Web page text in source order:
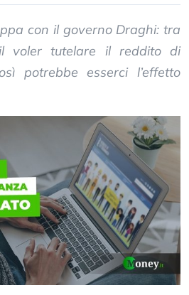
con il governo Draghi: tra
voler tutelare il reddito di
potrebbe esserci l’effetto